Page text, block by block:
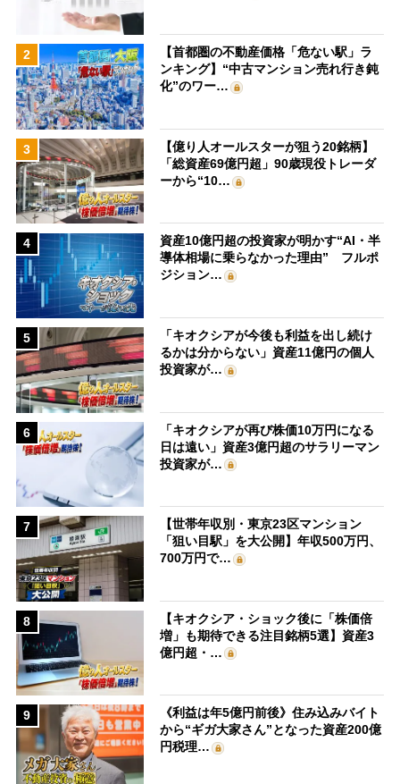
2
【首都圏の不動産価格「危ない駅」ラ
ンキング】“中古マンション売れ行き鈍
化”のワー…
3
【億り人オールスターが狙う20銘柄】
「総資産69億円超」90歳現役トレーダ
ーから“10…
4
資産10億円超の投資家が明かす“AI・半
導体相場に乗らなかった理由” フルポ
ジション…
5
「キオクシアが今後も利益を出し続け
るかは分からない」資産11億円の個人
投資家が…
6
「キオクシアが再び株価10万円になる
日は遠い」資産3億円超のサラリーマン
投資家が…
7
【世帯年収別・東京23区マンション
「狙い目駅」を大公開】年収500万円、
700万円で…
8
【キオクシア・ショック後に「株価倍
増」も期待できる注目銘柄5選】資産3
億円超・…
9
《利益は年5億円前後》住み込みバイト
から“ギガ大家さん”となった資産200億
円税理…